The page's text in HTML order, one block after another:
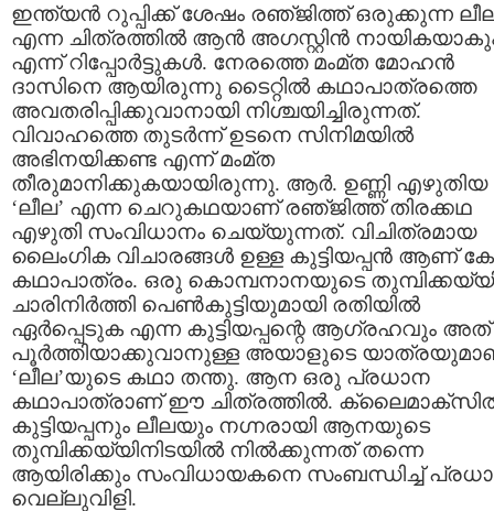
ഇന്ത്യന്‍ റുപ്പിക്ക് ശേഷം രഞ്‌ജിത്ത്‌ ഒരുക്കുന്ന
എന്ന ചിത്രത്തില്‍ ആന്‍ അഗസ്റ്റിന്‍
എന്ന് റിപ്പോര്‍ട്ടുകള്‍. നേരത്തെ മം‌മ്ത മോഹന്‍
ദാസിനെ ആയിരുന്നു ടൈറ്റില്‍ കഥാപാത്രത്തെ
അവതരിപ്പിക്കുവാനായി നിശ്ചയിച്ചിരുന്നത്.
വിവാഹത്തെ തുടര്‍ന്ന് ഉടനെ സിനിമയില്‍
അഭിനയിക്കണ്ട എന്ന് മം‌മ്ത
തീരുമാനിക്കുകയായിരുന്നു. ആര്‍. ഉണ്ണി എഴുതിയ
‘ലീല’ എന്ന ചെറുകഥയാണ് രഞ്‌ജിത്ത് തിരക്കഥ
എഴുതി സംവിധാനം ചെയ്യുന്നത്. വിചിത്രമായ
ലൈംഗിക വിചാരങ്ങള്‍ ഉള്ള കുട്ടിയപ്പന്‍ ആണ്
കഥാപാത്രം. ഒരു കൊമ്പനാനയുടെ
ചാരിനിര്‍ത്തി പെണ്‍കുട്ടിയുമായി രതിയില്‍
ഏര്‍പ്പെടുക എന്ന കുട്ടിയപ്പന്റെ ആഗ്രഹവും അത്
പൂര്‍ത്തിയാക്കുവാനുള്ള അയാളുടെ
‘ലീല’യുടെ കഥാ തന്തു. ആന ഒരു പ്രധാന
കഥാപാത്രാണ് ഈ ചിത്രത്തില്‍.
കുട്ടിയപ്പനും ലീലയും നഗ്നരായി ആനയുടെ
തുമ്പിക്കയ്യിനിടയില്‍ നില്‍ക്കുന്നത് തന്നെ
ആയിരിക്കും സംവിധായകനെ സംബന്ധിച്ച്
വെല്ലുവിളി.